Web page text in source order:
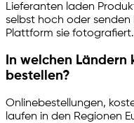
Lieferanten laden
selbst hoch oder
Plattform sie fotografiert.
In welchen Ländern
bestellen?
Onlinebestellungen,
laufen in den Regionen